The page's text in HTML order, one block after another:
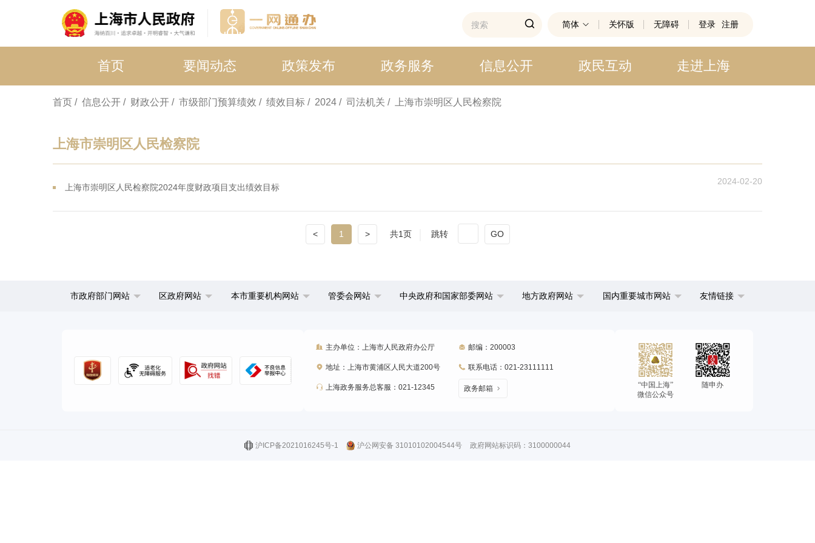
简体 关怀版 无障碍 登录 注册
首页 要闻动态 政策发布 政务服务 信息公开 政民互动 走进上海
首页 / 信息公开 / 财政公开 / 市级部门预算绩效 / 绩效目标 / 2024 / 司法机关 / 上海市崇明区人民检察院
上海市崇明区人民检察院
上海市崇明区人民检察院2024年度财政项目支出绩效目标
2024-02-20
< 1 > 共1页 跳转 GO
市政府部门网站 区政府网站 本市重要机构网站 管委会网站 中央政府和国家部委网站 地方政府网站 国内重要城市网站 友情链接
主办单位：上海市人民政府办公厅
地址：上海市黄浦区人民大道200号
上海政务服务总客服：021-12345
邮编：200003
联系电话：021-23111111
政务邮箱
“中国上海”
微信公众号
随申办
沪ICP备2021016245号-1 沪公网安备 31010102004544号 政府网站标识码：3100000044